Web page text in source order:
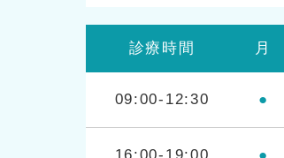
診療時間 月
09:00-12:30 ●